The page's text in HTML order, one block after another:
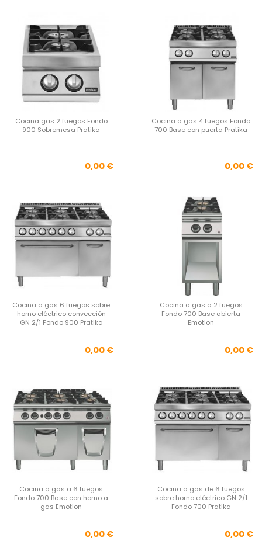
Cocina gas 2 fuegos Fondo
900 Sobremesa Pratika
Precio
0,00 €
Cocina a gas 4 fuegos Fondo
700 Base con puerta Pratika
0,00 €
Cocina a gas 6 fuegos sobre
horno eléctrico convección
GN 2/1 Fondo 900 Pratika
Precio
0,00 €
Cocina a gas a 2 fuegos
Fondo 700 Base abierta
Emotion
0,00 €
Cocina a gas a 6 fuegos
Fondo 700 Base con horno a
gas Emotion
Precio
0,00 €
Cocina a gas de 6 fuegos
sobre horno eléctrico GN 2/1
Fondo 700 Pratika
0,00 €